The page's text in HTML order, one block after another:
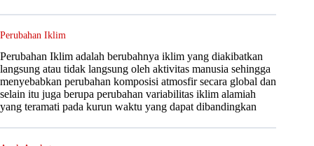
Perubahan Iklim
Perubahan Iklim adalah berubahnya iklim yang diakibatkan
langsung atau tidak langsung oleh aktivitas manusia sehingga
menyebabkan perubahan komposisi atmosfir secara global dan
selain itu juga berupa perubahan variabilitas iklim alamiah
yang teramati pada kurun waktu yang dapat dibandingkan